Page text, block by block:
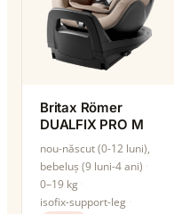
Britax Römer
DUALFIX PRO M
nou-născut (0-12 luni),
bebeluș (9 luni-4 ani)
0–19 kg
isofix-support-leg